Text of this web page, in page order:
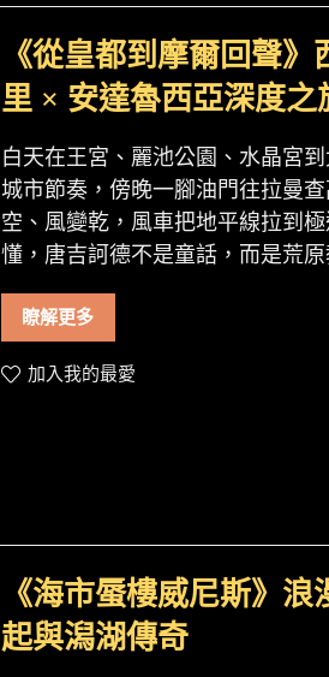
《從皇都到摩爾回聲》
里 × 安達魯西亞深度之
白天在王宮、麗池公園、水晶宮
城市節奏，傍晚一腳油門往拉曼
空、風變乾，風車把地平線拉到
懂，唐吉訶德不是童話，而是荒
瞭解更多
加入我的最愛
《海市蜃樓威尼斯》浪
起與潟湖傳奇